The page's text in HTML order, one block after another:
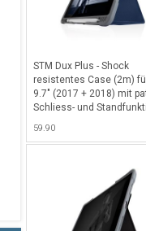
STM Dux Plus - Shock
resistentes Case (2m)
9.7" (2017 + 2018) mit
Schliess- und
59.90